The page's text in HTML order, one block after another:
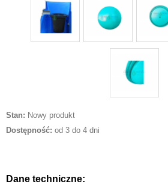
Stan: Nowy produkt
Dostępność: od 3 do 4 dni
Dane techniczne: